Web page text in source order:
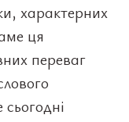
характерних
ця
переваг